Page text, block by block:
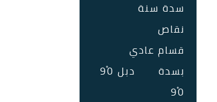
سدة سنة
نقاص
قسام عادي
بسدة
دبل 90ْ
90ْ